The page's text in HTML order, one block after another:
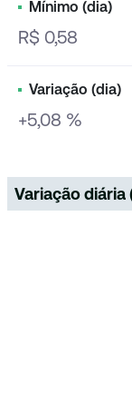
Mínimo (dia)
R$ 0,58
Variação (dia)
+5,08 %
Variação